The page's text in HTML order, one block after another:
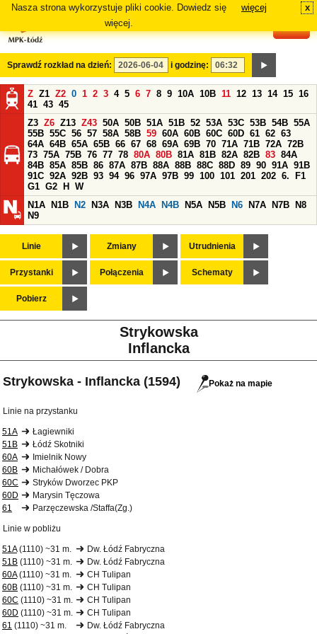
Nasza strona wykorzystuje pliki cookie. Dowiedz się
więcej.
więcej x
Sprawdź rozkład na dzień: i godzinę:
Z Z1 Z2 0 1 2 3 4 5 6 7 8 9 10A 10B 11 12 13 14 15 16
41 43 45
Z3 Z6 Z13 Z43 50A 50B 51A 51B 52 53A 53C 53B 54B 55A
55B 55C 56 57 58A 58B 59 60A 60B 60C 60D 61 62 63
64A 64B 65A 65B 66 67 68 69A 69B 70 71A 71B 72A 72B
73 75A 75B 76 77 78 80A 80B 81A 81B 82A 82B 83 84A
84B 85A 85B 86 87A 87B 88A 88B 88C 88D 89 90 91A 91B
91C 92A 92B 93 94 96 97A 97B 99 100 101 201 202 6.
F1
G1 G2 H
W
N1A
N1B N2 N3A N3B N4A N4B N5A N5B N6 N7A N7B
N8
N9
Linie Zmiany Utrudnienia
Przystanki Połączenia Schematy
Pobierz
Strykowska
Inflancka
Strykowska - Inflancka (1594) Pokaż na mapie
Linie na przystanku
51A
Łagiewniki
51B
Łódź Skotniki
60A
Imielnik Nowy
60B
Michałówek / Dobra
60C
Stryków Dworzec PKP
60D
Marysin Tęczowa
61
Parzęczewska /Staffa(Zg.)
Linie w pobliżu
51A(1110) ~31 m.
Dw. Łódź Fabryczna
51B (1110) ~31 m.
Dw. Łódź Fabryczna
60A(1110) ~31 m.
CH Tulipan
60B (1110) ~31 m.
CH Tulipan
60C (1110) ~31 m.
CH Tulipan
60D (1110) ~31 m.
CH Tulipan
61 (1110) ~31 m.
Dw. Łódź Fabryczna